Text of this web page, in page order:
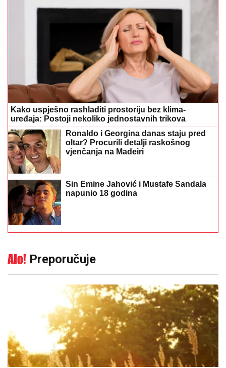
Kako uspješno rashladiti prostoriju bez klima-
uređaja: Postoji nekoliko jednostavnih trikova
Ronaldo i Georgina danas staju pred
oltar? Procurili detalji raskošnog
vjenčanja na Madeiri
Sin Emine Jahović i Mustafe Sandala
napunio 18 godina
Preporučuje